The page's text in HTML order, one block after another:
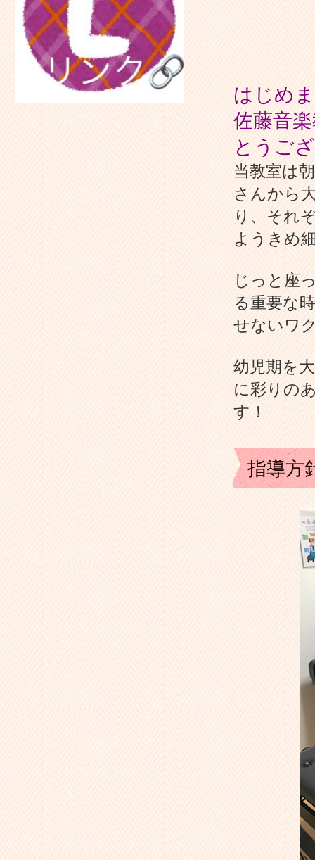
はじめ
佐藤音
とうご
当教室は
さんから
り、それ
ようきめ
じっと座
る重要な
せないワ
幼児期を
に彩りの
す！
指導方